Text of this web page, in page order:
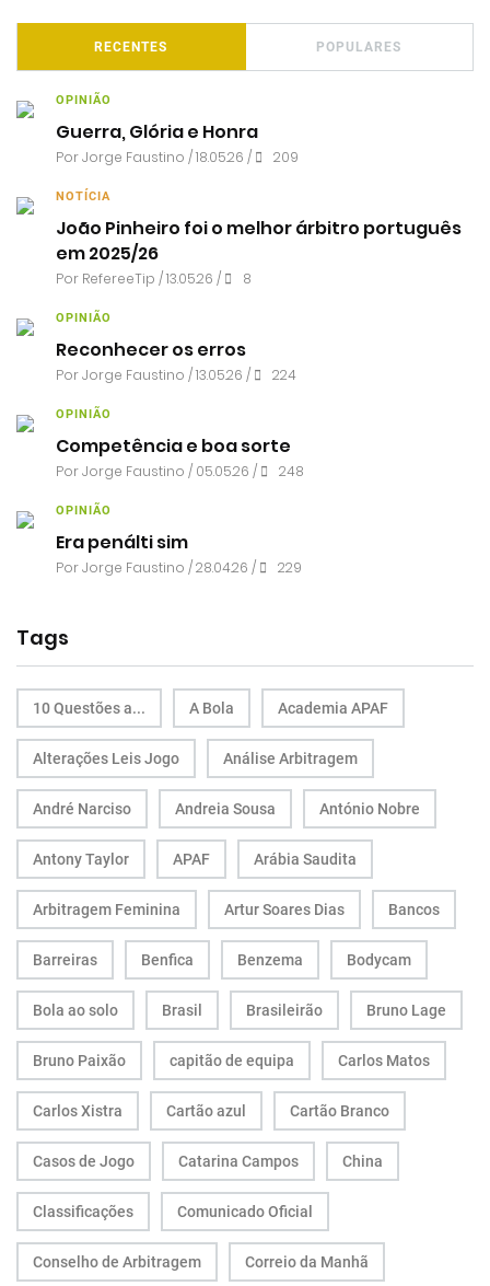
RECENTES POPULARES
OPINIÃO
Guerra, Glória e Honra
PorJorge Faustino / 18.05.26 / 209
NOTÍCIA
João Pinheiro foi o melhor árbitro português
em 2025/26
Por RefereeTip / 13.05.26 / 8
OPINIÃO
Reconhecer os erros
PorJorge Faustino / 13.05.26 / 224
OPINIÃO
Competência e boa sorte
PorJorge Faustino / 05.05.26 / 248
OPINIÃO
Era penálti sim
PorJorge Faustino / 28.04.26 / 229
Tags
10 Questões a... A Bola Academia APAF
Alterações Leis Jogo Análise Arbitragem
André Narciso Andreia Sousa António Nobre
Antony Taylor APAF Arábia Saudita
Arbitragem Feminina Artur Soares Dias Bancos
Barreiras Benfica Benzema Bodycam
Bola ao solo Brasil Brasileirão Bruno Lage
Bruno Paixão capitão de equipa Carlos Matos
Carlos Xistra Cartão azul Cartão Branco
Casos de Jogo Catarina Campos China
Classificações Comunicado Oficial
Conselho de Arbitragem Correio da Manhã